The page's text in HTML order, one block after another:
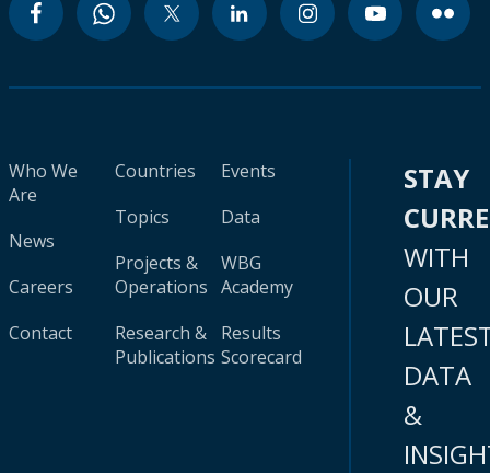
Who We
Are
News
Careers
Contact
Countries
Topics
Projects &
Operations
Research &
Publications
Events
Data
WBG
Academy
Results
Scorecard
STAY
WITH
OUR
DATA
&